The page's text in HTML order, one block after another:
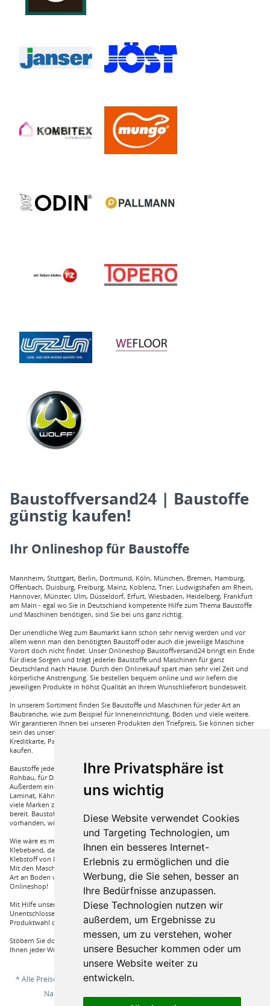
Ihre Privatsphäre ist
uns wichtig
Diese Website verwendet Cookies
und Targeting Technologien, um
Ihnen ein besseres Internet-
Erlebnis zu ermöglichen und die
Werbung, die Sie sehen, besser an
Ihre Bedürfnisse anzupassen.
Diese Technologien nutzen wir
außerdem, um Ergebnisse zu
messen, um zu verstehen, woher
unsere Besucher kommen oder um
unsere Website weiter zu
entwickeln.
Baustoffversand24 | Baustoffe
günstig kaufen!
Ihr Onlineshop für Baustoffe
Mannheim, Stuttgart, Berlin, Dortmund, Köln, München, Bremen, Hamburg,
Offenbach, Duisburg, Freiburg, Mainz, Koblenz, Trier, Ludwigshafen am Rhein,
Hannover, Münster, Ulm, Düsseldorf, Erfurt, Wiesbaden, Heidelberg, Frankfurt
am Main - egal wo Sie in Deutschland kompetente Hilfe zum Thema Baustoffe
und Maschinen benötigen, sind Sie bei uns ganz richtig.
Der unendliche Weg zum Baumarkt kann schon sehr nervig werden und vor
allem wenn man den benötigten Baustoff oder auch die jeweilige Maschine
Vorort doch nicht findet. Unser Onlineshop Baustoffversand24 bringt ein Ende
für diese Sorgen und trägt jederlei Baustoffe und Maschinen für ganz
Deutschland nach Hause. Durch den Onlinekauf spart man sehr viel Zeit und
körperliche Anstrengung. Sie bestellen bequem online und wir liefern die
jeweiligen Produkte in höhst Qualität an Ihrem Wunschlieferort bundesweit.
In unserem Sortiment finden Sie Baustoffe und Maschinen für jeder Art an
Baubranche, wie zum Beispiel für Inneneinrichtung, Böden und viele weitere.
Wir garantieren Ihnen bei unseren Produkten den Triefpreis, Sie können sicher
sein das unsere Preisangebote die besten sind. Sie können bei uns mit
Kreditkarte, Paypal und auch mit Vorkasse bei uns auf Rechnung Baustoffe
kaufen.
Baustoffe jeder Art die sie für ihren Haus benötigen, wie beispielsweise für den
Rohbau, für Dämmungen für ihr Haus und für den Innenausbau. Wir führen
Außerdem eine große Auswahl an Bodenbelägen wie GUNREBEN Parkett, JOKA
Laminat, Kährs Parkett, Pardor Laminat, PCV Boden der Marke Wefloor und
viele Marken zu Fliesen, hierzu steht unser Service Team aus Fachprofis zur Hilfe
bereit. Baustoffe für den Außenbereich haben wir ebenso in unserem Sortiment
vorhanden, wie Dachfenster, Gartenhäuser und auch diverse Zäune.
Wie wäre es mit Klebstoffe von Uzin, wie zum Beispiel das Aluminium
Klebeband, dass Sie auch bei hoher Hitze einsetzen können oder auch ein
Klebstoff von Bona, dass für verkleben von Massivholzdielen in Einsatz kommt.
Mit den Maschinen von Wolff und Janser können sie im Handumdrehen jeder
Art an Boden verarbeiten. Vieles mehr an Marken und Artikel nur bei uns im
Onlineshop!
Mit Hilfe unserer Service Hotline sind Sie nur mit einem Anruf von ihrer
Unentschlossenheit erlöst und bekommen von einem Fachprofi die beste
Produktwahl die für sie relevant ist.
Stöbern Sie doch einfach durch unserem Sortiment und Sie werden sehen, dass
Ihnen jeder Wunsch erfüllt wird.
* Alle Preise inkl. gesetzl. Mehrwertsteuer zzgl.
Nachnahmegebühren, wenn nicht anders beschrieben